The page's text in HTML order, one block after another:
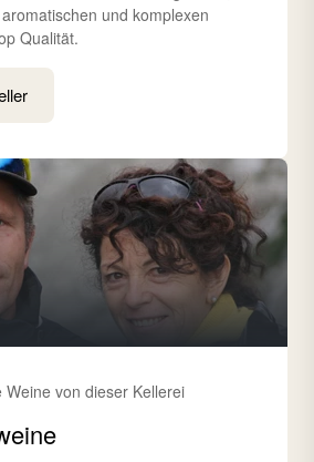
und komplexen
Qualität.
Weine von dieser Kellerei